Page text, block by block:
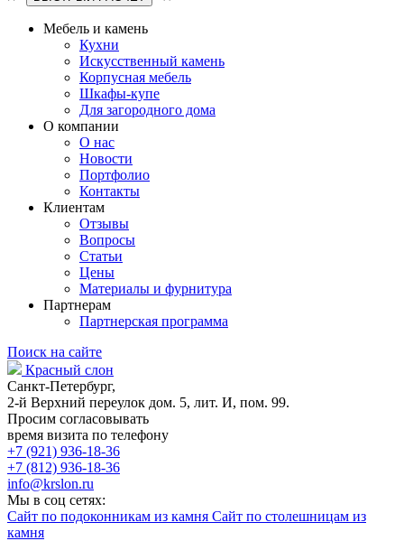
Мебель и камень
Кухни
Искусственный камень
Корпусная мебель
Шкафы-купе
Для загородного дома
О компании
О нас
Новости
Портфолио
Контакты
Клиентам
Отзывы
Вопросы
Статьи
Цены
Материалы и фурнитура
Партнерам
Партнерская программа
Поиск на сайте
Красный слон
Санкт-Петербург,
2-й Верхний переулок дом. 5, лит. И, пом. 99.
Просим согласовывать
время визита по телефону
+7 (921) 936-18-36
+7 (812) 936-18-36
info@krslon.ru
Мы в соц сетях:
Сайт по подоконникам из камня Сайт по столешницам из
камня